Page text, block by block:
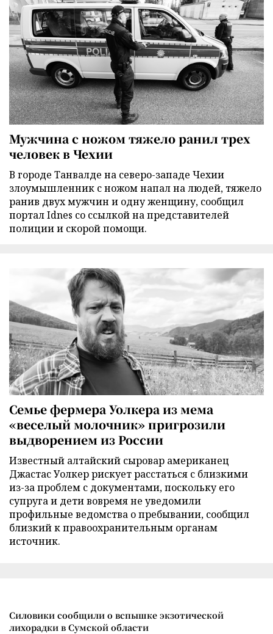
Мужчина с ножом тяжело ранил трех
человек в Чехии
В городе Танвалде на северо-западе Чехии
злоумышленник с ножом напал на людей, тяжело
ранив двух мужчин и одну женщину, сообщил
портал Idnes со ссылкой на представителей
полиции и скорой помощи.
Семье фермера Уолкера из мема
«веселый молочник» пригрозили
выдворением из России
Известный алтайский сыровар американец
Джастас Уолкер рискует расстаться с близкими
из-за проблем с документами, поскольку его
супруга и дети вовремя не уведомили
профильные ведомства о пребывании, сообщил
близкий к правоохранительным органам
источник.
Силовики сообщили о вспышке экзотической
лихорадки в Сумской области